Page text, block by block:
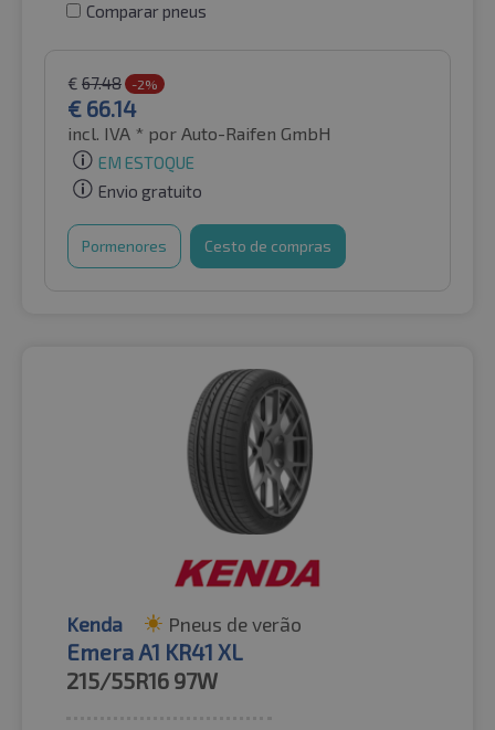
Comparar pneus
€ 67.48 -2%
€ 66.14
incl. IVA * por Auto-Raifen GmbH
EM ESTOQUE
Envio gratuito
Pormenores Cesto de compras
Kenda Pneus de verão
Emera A1 KR41 XL
215/55R16 97W